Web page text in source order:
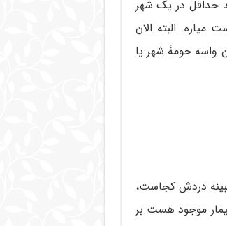
حداقل در یک شهر
البته الان
واسه حومۀ شهر یا
دردش کجاست،
موجود هست بر